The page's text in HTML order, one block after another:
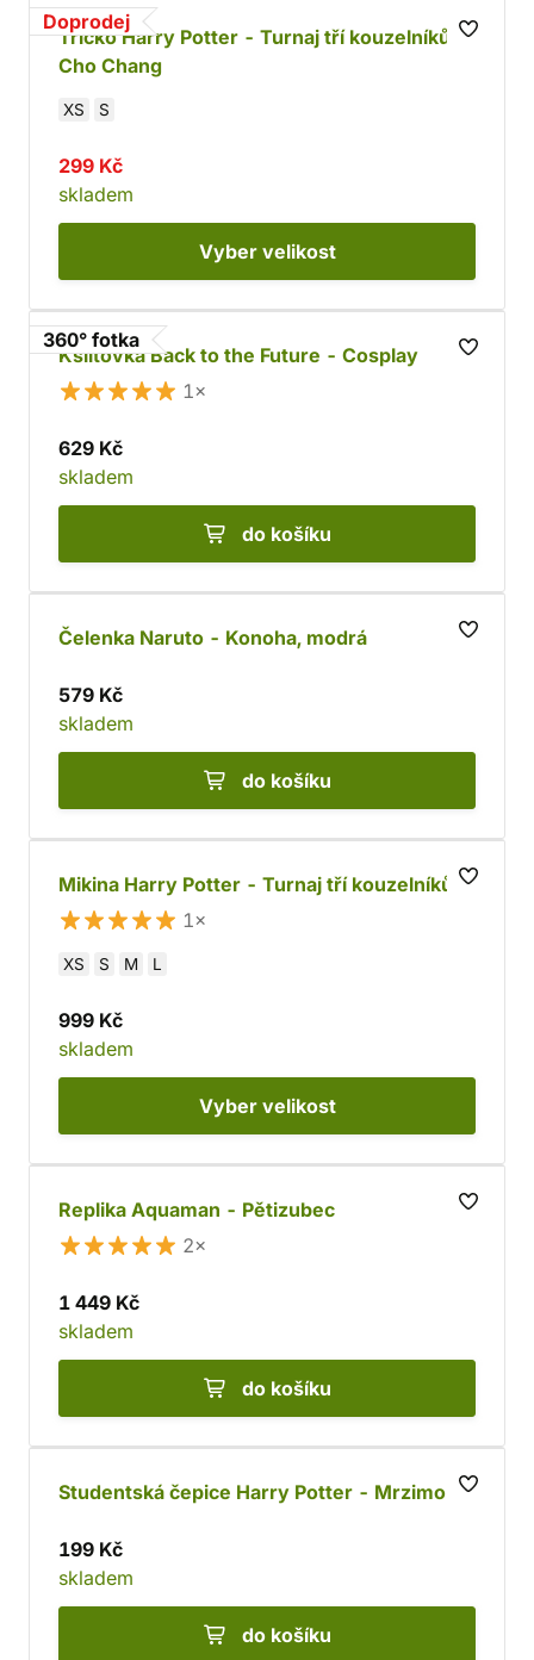
Doprodej
Tričko Harry Potter - Turnaj tří kouzelníků:
Cho Chang
XS S
299 Kč
skladem
Vyber velikost
360° fotka
Kšiltovka Back to the Future - Cosplay
1×
629 Kč
skladem
do košíku
Čelenka Naruto - Konoha, modrá
579 Kč
skladem
do košíku
Mikina Harry Potter - Turnaj tří kouzelníků
1×
XS S M L
999 Kč
skladem
Vyber velikost
Replika Aquaman - Pětizubec
2×
1 449 Kč
skladem
do košíku
Studentská čepice Harry Potter - Mrzimor
199 Kč
skladem
do košíku